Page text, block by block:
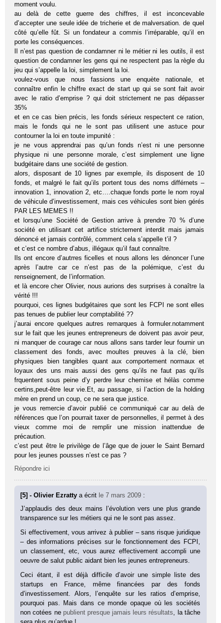
moment voulu.
au delà de cette guerre des chiffres, il est inconcevable
d’accepter une seule idée de tricherie et de malversation. de quel
côté qu’elle fût. Si un fondateur a commis l’irréparable, qu’il en
porte les conséquences.
Il n’est pas question de condamner ni le métier ni les outils, il est
question de condamner les gens qui ne respectent pas la règle du
jeu qui s’appelle la loi, simplement la loi.
voulez-vous que nous fassions une enquète nationale, et
connaître enfin le chiffre exact de start up qui se sont fait avoir
avec le ratio d’emprise ? qui doit strictement ne pas dépasser
35%
et en ce cas bien précis, les fonds sérieux respectent ce ration,
mais le fonds qui ne le sont pas utilisent une astuce pour
contourner la loi en toute impunité :
je ne vous apprendrai pas qu’un fonds n’est ni une personne
physique ni une personne morale, c’est simplement une ligne
budgétaire dans une société de gestion.
alors, disposant de 10 lignes par exemple, ils disposent de 10
fonds, et malgré le fait qu’ils portent tous des noms différnets –
innovation 1, innovation 2, etc….chaque fonds porte le nom royal
de véhicule d’investissement, mais ces véhicules sont bien gérés
PAR LES MEMES !!
et lorsqu’une Société de Gestion arrive à prendre 70 % d’une
société en utilisant cet artifice strictement interdit mais jamais
dénoncé et jamais contrôlé, comment cela s’appelle t’il ?
et c’est ce nombre d’abus, illégaux qu’il faut connaître.
Ils ont encore d’autrres ficelles et nous allons les dénoncer l’une
après l’autre car ce n’est pas de la polémique, c’est du
renseignement, de l’information.
et là encore cher Olivier, nous aurions des surprises à conaître la
vérité !!!
pourquoi, ces lignes budgétaires que sont les FCPI ne sont elles
pas tenues de publier leur comptabilité ??
j’aurai encore quelques autres remarques à formuler.notamment
sur le fait que les jeunes entrepreneurs de doivent pas avoir peur,
ni manquer de courage car nous allons sans tarder leur fournir un
classement des fonds, avec moultes preuves à la clé, bien
physiques bien tangibles quant aux comportement normaux et
loyaux des uns mais aussi des gens qu’ils ne faut pas qu’ils
frquentent sous peine d’y perdre leur chemise et hélàs comme
certins,peut-être leur vie.Et, au passage, si l’action de la holding
mère en prend un coup, ce ne sera que justice.
je vous remercie d’avoir publié ce communiqué car au delà de
références que l’on pourrait taxer de personnelles, il permet à des
vieux comme moi de remplir une mission inattendue de
précaution.
c’est peut être le privilège de l’âge que de jouer le Saint Bernard
pour les jeunes pousses n’est ce pas ?
Répondre ici
[5] - Olivier Ezrattya écrit le 7 mars 2009 :
J’applaudis des deux mains l’évolution vers une plus grande
transparence sur les métiers qui ne le sont pas assez.
Si effectivement, vous arrivez à publier – sans risque juridique
– des informations précises sur le fonctionnement des FCPI,
un classement, etc, vous aurez effectivement accompli une
oeuvre de salut public aidant bien les jeunes entrepreneurs.
Ceci étant, il est déjà difficile d’avoir une simple liste des
startups en France, même financées par des fonds
d’investissement. Alors, l’enquête sur les ratios d’emprise,
pourquoi pas. Mais dans ce monde opaque où les sociétés
non cotées ne publient presque jamais leurs résultats, la tâche